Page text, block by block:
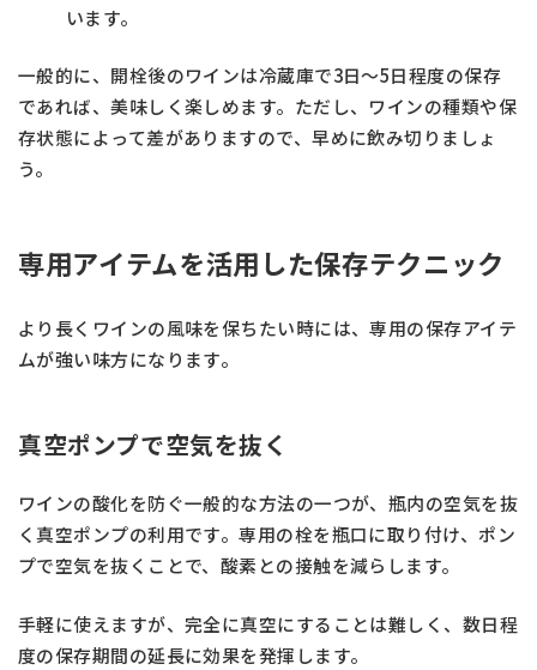
います。
一般的に、開栓後のワインは冷蔵庫で3日〜5日程度の保存
であれば、美味しく楽しめます。ただし、ワインの種類や保
存状態によって差がありますので、早めに飲み切りましょ
う。
専用アイテムを活用した保存テクニック
より長くワインの風味を保ちたい時には、専用の保存アイテ
ムが強い味方になります。
真空ポンプで空気を抜く
ワインの酸化を防ぐ一般的な方法の一つが、瓶内の空気を抜
く真空ポンプの利用です。専用の栓を瓶口に取り付け、ポン
プで空気を抜くことで、酸素との接触を減らします。
手軽に使えますが、完全に真空にすることは難しく、数日程
度の保存期間の延長に効果を発揮します。